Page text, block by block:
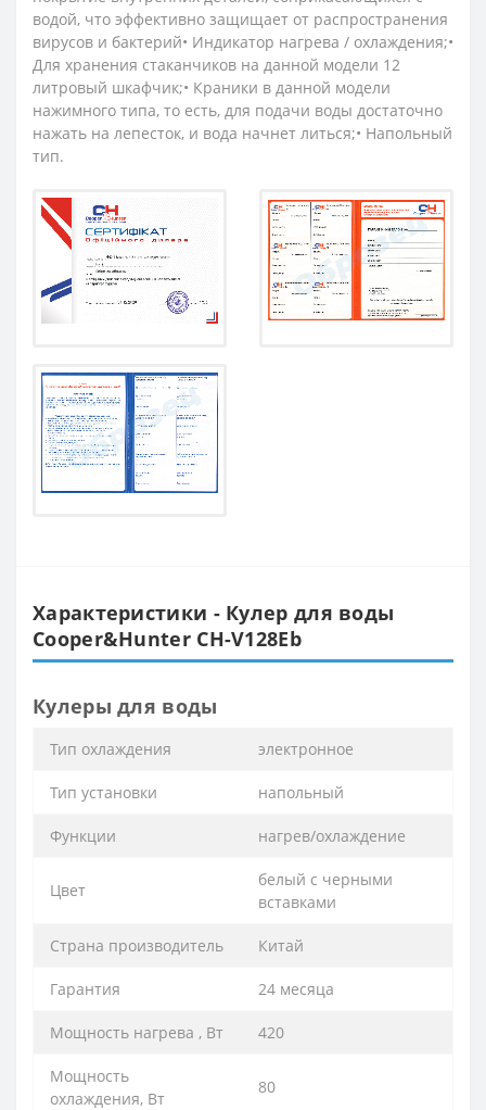
водой, что эффективно защищает от распространения
вирусов и бактерий• Индикатор нагрева / охлаждения;•
Для хранения стаканчиков на данной модели 12
литровый шкафчик;• Краники в данной модели
нажимного типа, то есть, для подачи воды достаточно
нажать на лепесток, и вода начнет литься;• Напольный
тип.
Характеристики - Кулер для воды
Cooper&Hunter CH-V128Eb
Кулеры для воды
Тип охлаждения электронное
Тип установки напольный
Функции нагрев/охлаждение
Цвет
белый с черными
вставками
Страна производитель Китай
Гарантия 24 месяца
Мощность нагрева , Вт 420
Мощность
охлаждения, Вт
80